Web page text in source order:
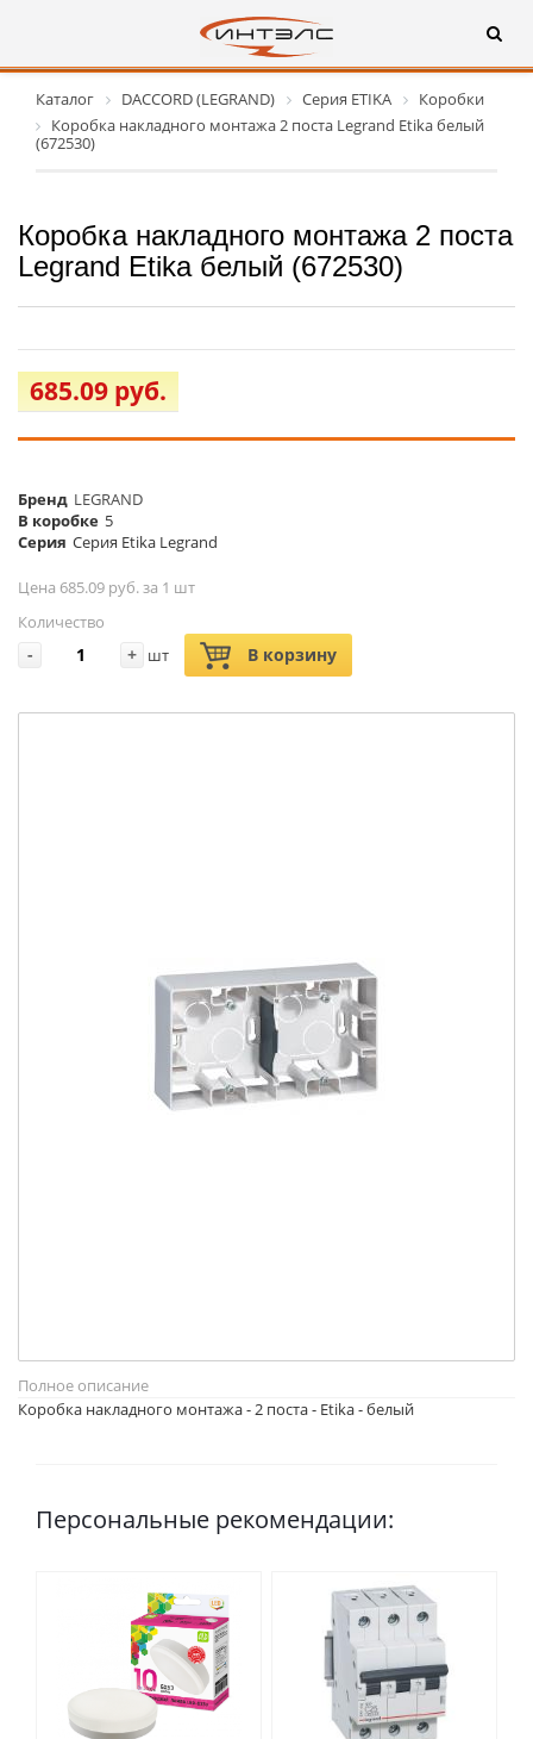
Каталог DACCORD (LEGRAND) Серия ETIKA
Коробки
Коробка накладного монтажа 2 поста Legrand Etika белый
(672530)
Коробка накладного монтажа 2 поста
Legrand Etika белый (672530)
685.09 руб.
Бренд LEGRAND
В коробке 5
Серия Серия Etika Legrand
Цена 685.09 руб. за 1 шт
Количество
- + шт В корзину
Полное описание
Коробка накладного монтажа - 2 поста - Etika - белый
Персональные рекомендации: